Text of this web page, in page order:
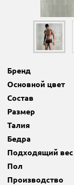
Бренд
Основной цвет
Состав
Размер
Талия
Бедра
Подходящий вес
Пол
Производство